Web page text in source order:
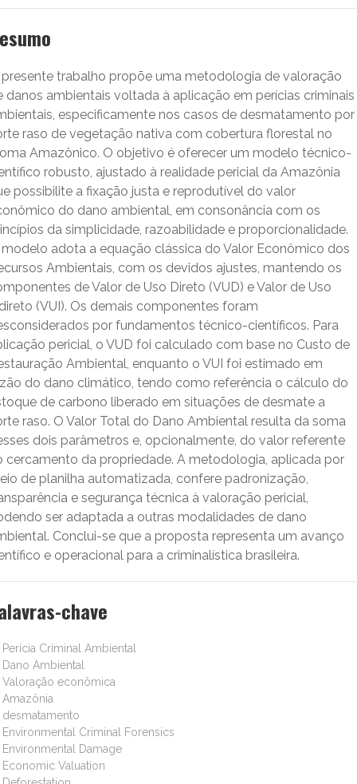
trabalho propõe uma metodologia de valoração
danos ambientais voltada à aplicação em perícias criminais
especificamente nos casos de desmatamento por
raso de vegetação nativa com cobertura florestal no
Amazônico. O objetivo é oferecer um modelo técnico-
robusto, ajustado à realidade pericial da Amazônia
possibilite a fixação justa e reprodutível do valor
do dano ambiental, em consonância com os
da simplicidade, razoabilidade e proporcionalidade.
adota a equação clássica do Valor Econômico dos
Ambientais, com os devidos ajustes, mantendo os
de Valor de Uso Direto (VUD) e Valor de Uso
(VUI). Os demais componentes foram
por fundamentos técnico-científicos. Para
pericial, o VUD foi calculado com base no Custo de
Ambiental, enquanto o VUI foi estimado em
do dano climático, tendo como referência o cálculo do
de carbono liberado em situações de desmate a
raso. O Valor Total do Dano Ambiental resulta da soma
dois parâmetros e, opcionalmente, do valor referente
cercamento da propriedade. A metodologia, aplicada por
de planilha automatizada, confere padronização,
e segurança técnica à valoração pericial,
ser adaptada a outras modalidades de dano
Conclui-se que a proposta representa um avanço
e operacional para a criminalística brasileira.
chave
Perícia Criminal Ambiental
Dano Ambiental
Valoração econômica
Amazônia
desmatamento
Environmental Criminal Forensics
Environmental Damage
Economic Valuation